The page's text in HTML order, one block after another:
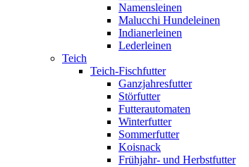
Namensleinen
Malucchi Hundeleinen
Indianerleinen
Lederleinen
Teich
Teich-Fischfutter
Ganzjahresfutter
Störfutter
Futterautomaten
Winterfutter
Sommerfutter
Koisnack
Frühjahr- und Herbstfutter